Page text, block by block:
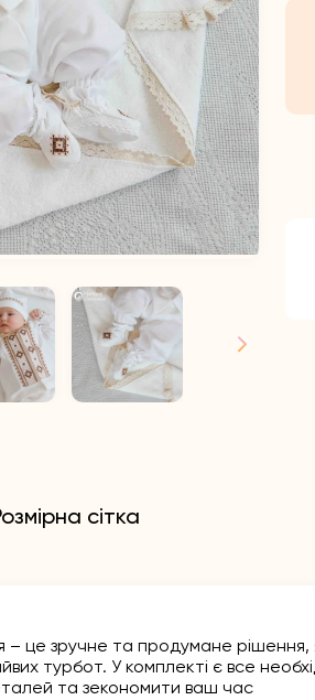
сітка
це зручне та продумане
турбот. У комплекті є все
та зекономити ваш час